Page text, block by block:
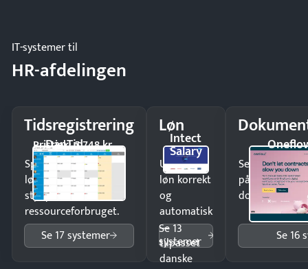
IT-systemer til
HR-afdelingen
Tidsregistrering
DanTid
Pristjek: 5.748 kr
Spar tid på
lønberegning og få
styr på
ressourceforbruget.
Se 17 systemer
Løn
Intect
Salary
Udbetal
løn korrekt
og
automatisk
—
tilpasset
danske
Se 13
systemer
Send
på minutter
dokumenter.
Se 16